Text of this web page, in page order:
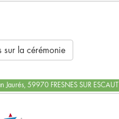
sur la cérémonie
Jaurés, 59970 FRESNES SUR